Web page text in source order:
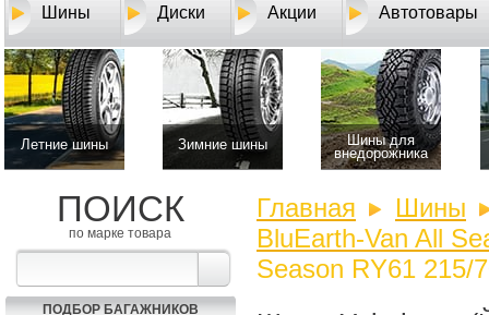
Шины Диски Акции Автотовары
Летние шины Зимние шины
Шины для
внедорожника
ПОИСК
по марке товара
ПОДБОР БАГАЖНИКОВ
Главная
Шины
BluEarth-Van All
Season RY61 215/